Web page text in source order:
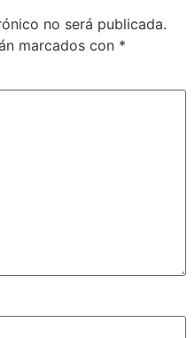
no será publicada.
marcados con *